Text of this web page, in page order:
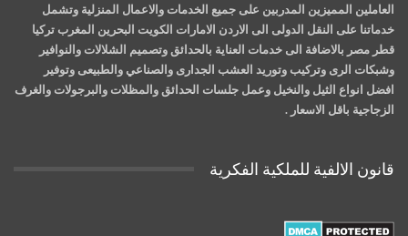
العاملين المميزين المدربين على جميع الخدمات والاعمال المنزلية وتشمل
خدماتنا على النقل الدولى الى الاردن الامارات الكويت البحرين المغرب تركيا
قطر مصر بالاضافة الى خدمات العناية بالحدائق وتصميم الشلالات والنوافير
وشبكات الرى وتركيب وتوريد العشب الجدارى والصناعي والطبيعى وتوفير
افضل انواع الثيل والنخيل وعمل جلسات الحدائق والمظلات والبرجولات والغرف
الزجاجية باقل الاسعار .
قانون الالفية للملكية الفكرية